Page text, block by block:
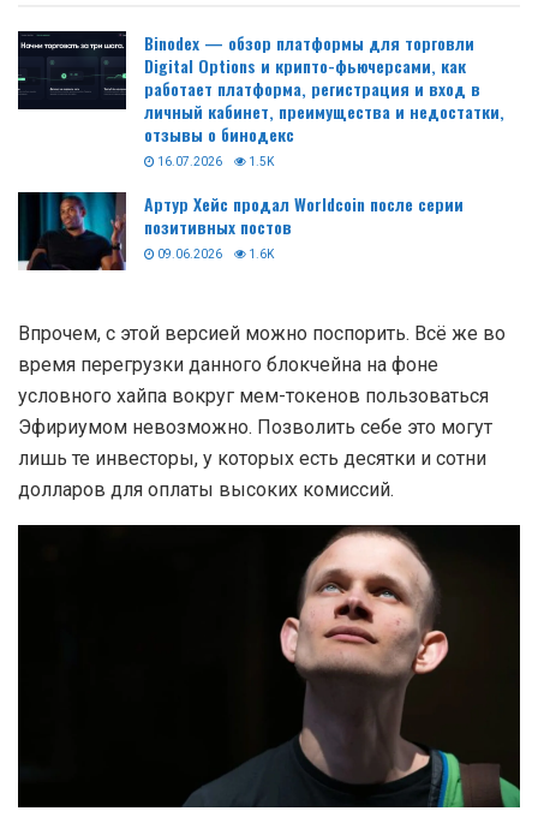
Binodex — обзор платформы для торговли
Digital Options и крипто-фьючерсами, как
работает платформа, регистрация и вход в
личный кабинет, преимущества и недостатки,
отзывы о бинодекс
16.07.2026 1.5K
Артур Хейс продал Worldcoin после серии
позитивных постов
09.06.2026 1.6K
Впрочем, с этой версией можно поспорить. Всё же во
время перегрузки данного блокчейна на фоне
условного хайпа вокруг мем-токенов пользоваться
Эфириумом невозможно. Позволить себе это могут
лишь те инвесторы, у которых есть десятки и сотни
долларов для оплаты высоких комиссий.